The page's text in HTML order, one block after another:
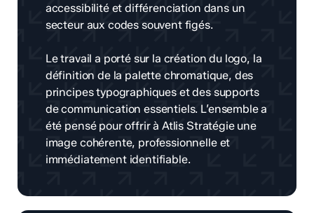
accessibilité et différenciation dans un
secteur aux codes souvent figés.
Le travail a porté sur la création du logo, la
définition de la palette chromatique, des
principes typographiques et des supports
de communication essentiels. L’ensemble a
été pensé pour offrir à Atlis Stratégie une
image cohérente, professionnelle et
immédiatement identifiable.